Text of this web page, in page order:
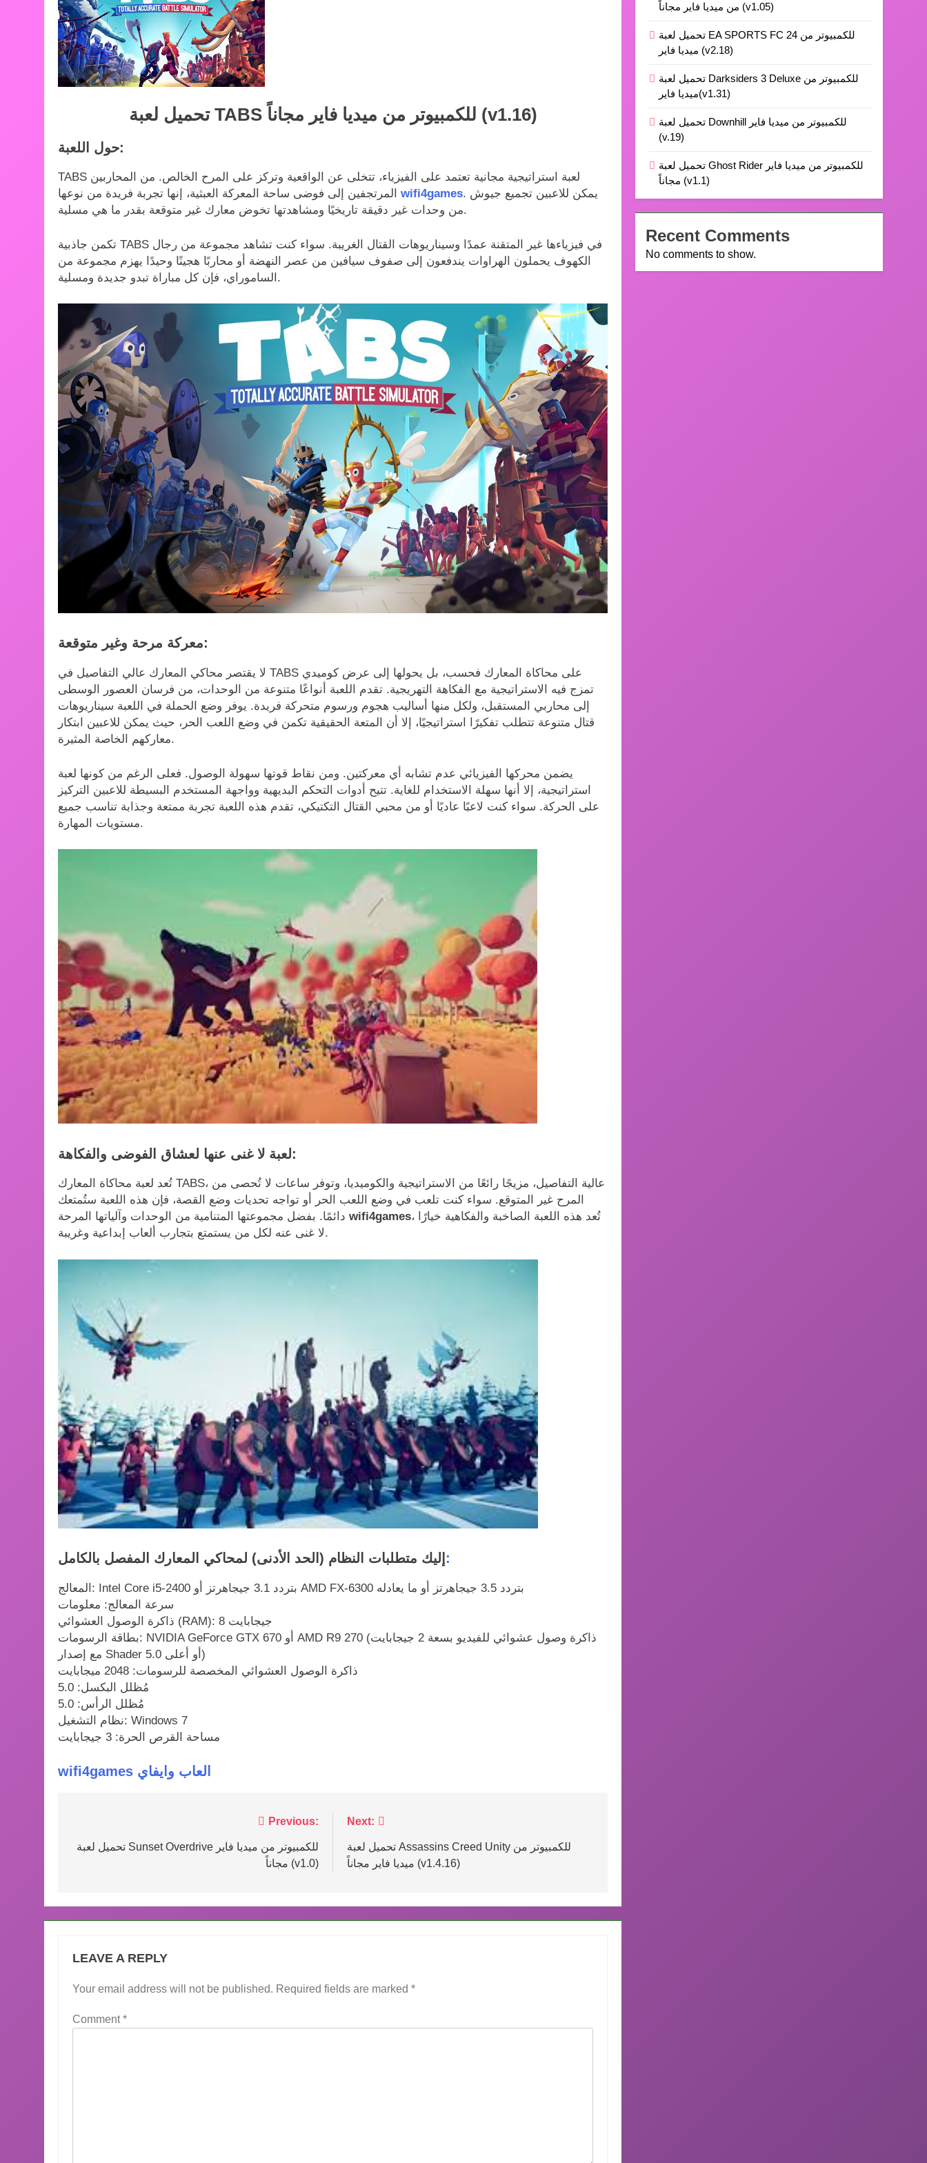
تحميل لعبة TABS للكمبيوتر من ميديا فاير مجاناً (v1.16)
حول اللعبة:
TABS لعبة استراتيجية مجانية تعتمد على الفيزياء، تتخلى عن الواقعية وتركز على المرح الخالص. من المحاربين
wifi4games. يمكن للاعبين تجميع جيوش
من وحدات غير دقيقة تاريخيًا ومشاهدتها تخوض معارك غير متوقعة بقدر ما هي مسلية.
تكمن جاذبية TABS في فيزياءها غير المتقنة عمدًا وسيناريوهات القتال الغريبة. سواء كنت تشاهد مجموعة من رجال
الكهوف يحملون الهراوات يندفعون إلى صفوف سيافين من عصر النهضة أو محاربًا هجينًا وحيدًا يهزم مجموعة من
الساموراي، فإن كل مباراة تبدو جديدة ومسلية.
معركة مرحة وغير متوقعة:
لا يقتصر محاكي المعارك عالي التفاصيل في TABS على محاكاة المعارك فحسب، بل يحولها إلى عرض كوميدي
تمزج فيه الاستراتيجية مع الفكاهة التهريجية. تقدم اللعبة أنواعًا متنوعة من الوحدات، من فرسان العصور الوسطى
إلى محاربي المستقبل، ولكل منها أساليب هجوم ورسوم متحركة فريدة. يوفر وضع الحملة في اللعبة سيناريوهات
قتال متنوعة تتطلب تفكيرًا استراتيجيًا، إلا أن المتعة الحقيقية تكمن في وضع اللعب الحر، حيث يمكن للاعبين ابتكار
معاركهم الخاصة المثيرة.
يضمن محركها الفيزيائي عدم تشابه أي معركتين. ومن نقاط قوتها سهولة الوصول. فعلى الرغم من كونها لعبة
استراتيجية، إلا أنها سهلة الاستخدام للغاية. تتيح أدوات التحكم البديهية وواجهة المستخدم البسيطة للاعبين التركيز
على الحركة. سواء كنت لاعبًا عاديًا أو من محبي القتال التكتيكي، تقدم هذه اللعبة تجربة ممتعة وجذابة تناسب جميع
مستويات المهارة.
لعبة لا غنى عنها لعشاق الفوضى والفكاهة:
تُعد لعبة محاكاة المعارك TABS، عالية التفاصيل، مزيجًا رائعًا من الاستراتيجية والكوميديا، وتوفر ساعات لا تُحصى من
المرح غير المتوقع. سواء كنت تلعب في وضع اللعب الحر أو تواجه تحديات وضع القصة، فإن هذه اللعبة ستُمتعك
wifi4games، تُعد هذه اللعبة الصاخبة والفكاهية خيارًا
لا غنى عنه لكل من يستمتع بتجارب ألعاب إبداعية وغريبة.
إليك متطلبات النظام (الحد الأدنى) لمحاكي المعارك المفصل بالكامل :
المعالج: Intel Core i5-2400 بتردد 3.1 جيجاهرتز أو AMD FX-6300 بتردد 3.5 جيجاهرتز أو ما يعادله
سرعة المعالج: معلومات
ذاكرة الوصول العشوائي (RAM): 8 جيجابايت
بطاقة الرسومات: NVIDIA GeForce GTX 670 أو AMD R9 270 (ذاكرة وصول عشوائي للفيديو بسعة 2 جيجابايت
مع إصدار Shader 5.0 أو أعلى)
ذاكرة الوصول العشوائي المخصصة للرسومات: 2048 ميجابايت
مُظلل البكسل: 5.0
مُظلل الرأس: 5.0
نظام التشغيل: Windows 7
مساحة القرص الحرة: 3 جيجابايت
wifi4games العاب وايفاي
navigation
Previous:
تحميل لعبة Sunset Overdrive للكمبيوتر من ميديا فاير
مجاناً (v1.0)
Next:
تحميل لعبة Assassins Creed Unity للكمبيوتر من
ميديا فاير مجاناً (v1.4.16)
LEAVE A REPLY
Your email address will not be published. Required fields are marked *
Comment*
من ميديا فاير مجاناً (v1.05)
تحميل لعبة EA SPORTS FC 24 للكمبيوتر من
ميديا فاير (v2.18)
تحميل لعبة Darksiders 3 Deluxe للكمبيوتر من
ميديا فاير(v1.31)
تحميل لعبة Downhill للكمبيوتر من ميديا فاير
(v.19)
تحميل لعبة Ghost Rider للكمبيوتر من ميديا فاير
مجاناً (v1.1)
Recent Comments
No comments to show.